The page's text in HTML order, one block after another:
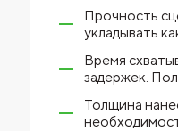
Прочность
укладывать
Время
задержек.
Толщина